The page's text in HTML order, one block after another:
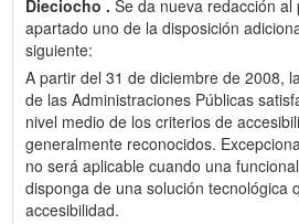
Dieciocho . Se da nueva redacción
apartado uno de la disposición
siguiente:
A partir del 31 de diciembre de 2008,
de las Administraciones Públicas
nivel medio de los criterios de
generalmente reconocidos.
no será aplicable cuando una
disponga de una solución tecnológica
accesibilidad.